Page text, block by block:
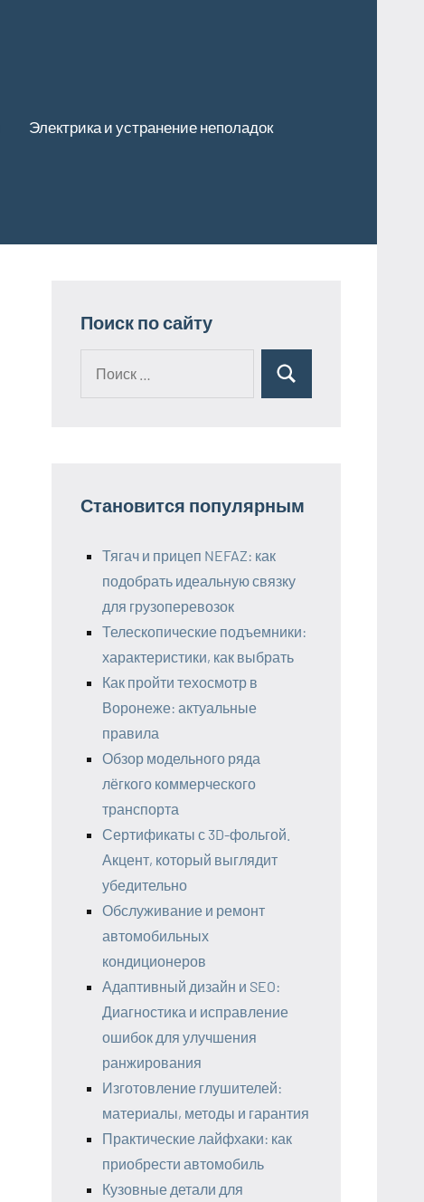
Электрика и устранение неполадок
Поиск по сайту
Поиск
Становится популярным
Тягач и прицеп NEFAZ: как
подобрать идеальную связку
для грузоперевозок
Телескопические подъемники:
характеристики, как выбрать
Как пройти техосмотр в
Воронеже: актуальные
правила
Обзор модельного ряда
лёгкого коммерческого
транспорта
Сертификаты с 3D-фольгой.
Акцент, который выглядит
убедительно
Обслуживание и ремонт
автомобильных
кондиционеров
Адаптивный дизайн и SEO:
Диагностика и исправление
ошибок для улучшения
ранжирования
Изготовление глушителей:
материалы, методы и гарантия
Практические лайфхаки: как
приобрести автомобиль
Кузовные детали для